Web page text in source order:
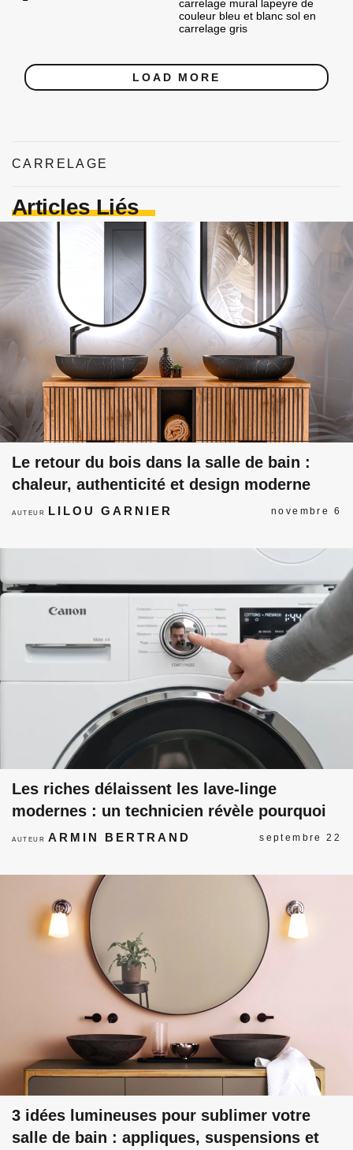
carrelage mural lapeyre de
couleur bleu et blanc sol en
carrelage gris
LOAD MORE
CARRELAGE
Articles Liés
Le retour du bois dans la salle de bain :
chaleur, authenticité et design moderne
AUTEUR LILOU GARNIER novembre 6
Les riches délaissent les lave-linge
modernes : un technicien révèle pourquoi
AUTEURARMIN BERTRAND septembre 22
3 idées lumineuses pour sublimer votre
salle de bain : appliques, suspensions et